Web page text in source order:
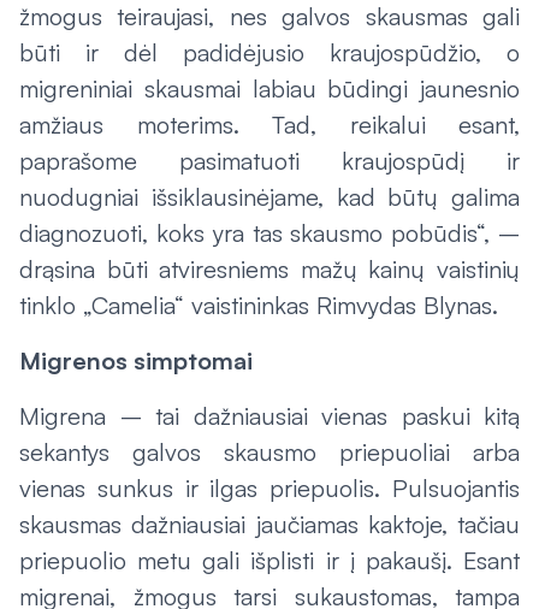
žmogus teiraujasi, nes galvos skausmas gali
būti ir dėl padidėjusio kraujospūdžio, o
migreniniai skausmai labiau būdingi jaunesnio
amžiaus moterims. Tad, reikalui esant,
paprašome pasimatuoti kraujospūdį ir
nuodugniai išsiklausinėjame, kad būtų galima
diagnozuoti, koks yra tas skausmo pobūdis“, –
drąsina būti atviresniems mažų kainų vaistinių
tinklo „Camelia“ vaistininkas Rimvydas Blynas.
Migrenos simptomai
Migrena – tai dažniausiai vienas paskui kitą
sekantys galvos skausmo priepuoliai arba
vienas sunkus ir ilgas priepuolis. Pulsuojantis
skausmas dažniausiai jaučiamas kaktoje, tačiau
priepuolio metu gali išplisti ir į pakaušį. Esant
migrenai, žmogus tarsi sukaustomas, tampa